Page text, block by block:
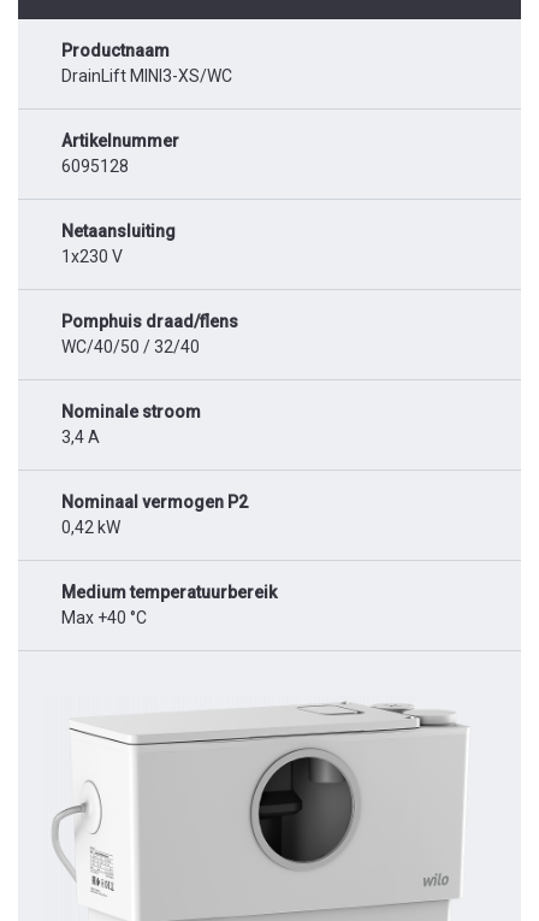
Productnaam
DrainLift MINI3-XS/WC
Artikelnummer
6095128
Netaansluiting
1x230 V
Pomphuis draad/flens
WC/40/50 / 32/40
Nominale stroom
3,4 A
Nominaal vermogen P2
0,42 kW
Medium temperatuurbereik
Max +40 °C